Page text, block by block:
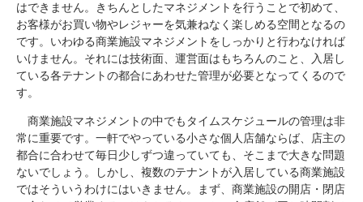
はできません。きちんとしたマネジメントを行うことで初めて、
お客様がお買い物やレジャーを気兼ねなく楽しめる空間となるの
です。いわゆる商業施設マネジメントをしっかりと行わなければ
いけません。それには技術面、運営面はもちろんのこと、入居し
ている各テナントの都合にあわせた管理が必要となってくるので
す。
商業施設マネジメントの中でもタイムスケジュールの管理は非
常に重要です。一軒でやっている小さな個人店舗ならば、店主の
都合に合わせて毎日少しずつ違っていても、そこまで大きな問題
ないでしょう。しかし、複数のテナントが入居している商業施設
ではそういうわけにはいきません。まず、商業施設の開店・閉店